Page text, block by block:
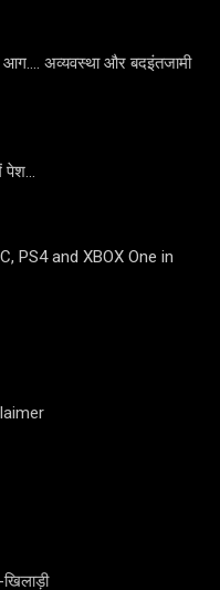
आग…. अव्यवस्था और बदइंतजामी
पेश…
PS4 and XBOX One in